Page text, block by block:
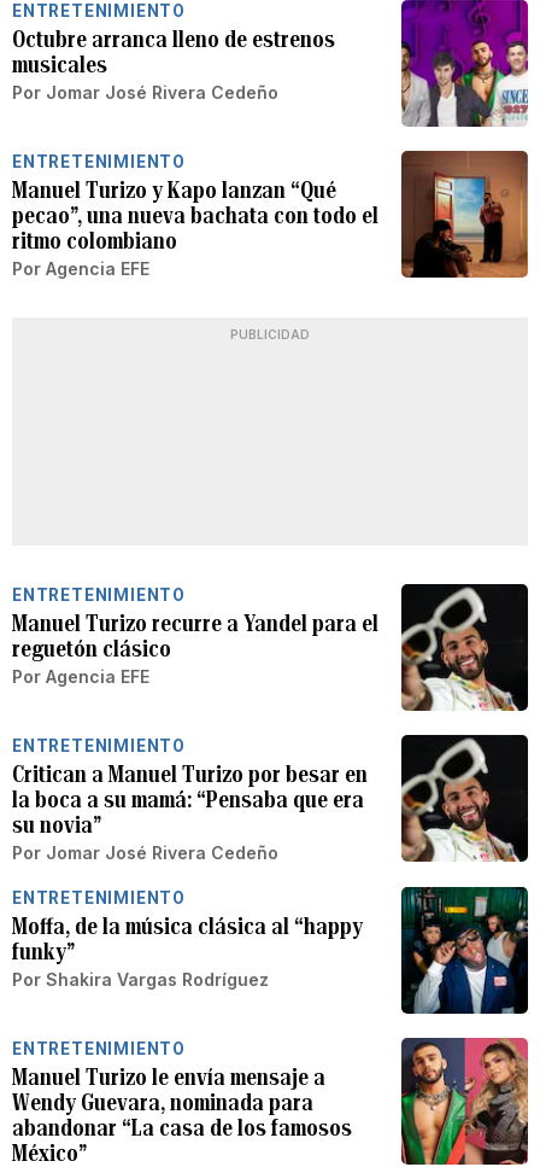
ENTRETENIMIENTO
Octubre arranca lleno de estrenos
musicales
Por Jomar José Rivera Cedeño
ENTRETENIMIENTO
Manuel Turizo y Kapo lanzan “Qué
pecao”, una nueva bachata con todo el
ritmo colombiano
Por Agencia EFE
PUBLICIDAD
ENTRETENIMIENTO
Manuel Turizo recurre a Yandel para el
reguetón clásico
Por Agencia EFE
ENTRETENIMIENTO
Critican a Manuel Turizo por besar en
la boca a su mamá: “Pensaba que era
su novia”
Por Jomar José Rivera Cedeño
ENTRETENIMIENTO
Moffa, de la música clásica al “happy
funky”
Por Shakira Vargas Rodríguez
ENTRETENIMIENTO
Manuel Turizo le envía mensaje a
Wendy Guevara, nominada para
abandonar “La casa de los famosos
México”